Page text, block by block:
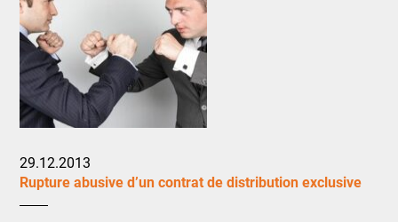
29.12.2013
Rupture abusive d’un contrat de distribution exclusive